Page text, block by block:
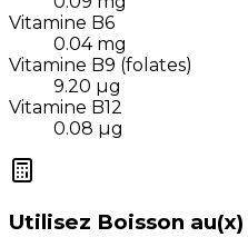
Vitamine B6
0.04 mg
Vitamine B9 (folates)
9.20 µg
Vitamine B12
0.08 µg
Utilisez Boisson